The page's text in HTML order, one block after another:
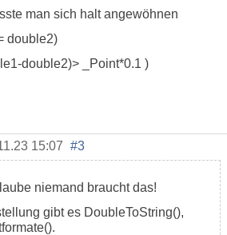
man sich halt angewöhnen
double2)
double2)> _Point*0.1 )
15:07 #3
niemand braucht das!
gibt es DoubleToString(),